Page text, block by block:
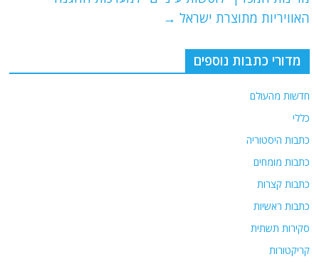
k
האוויריות מתוצרת ישראל →
מדורי כתבות נוספים
חדשות מהעולם
כללי
כתבות היסטוריה
כתבות מומחים
כתבות קצרות
כתבות ראשיות
סקירות תשתית
קריקטורות